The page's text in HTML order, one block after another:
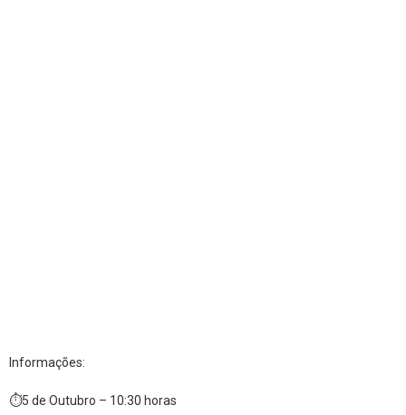
Informações:
⏱5 de Outubro – 10:30 horas